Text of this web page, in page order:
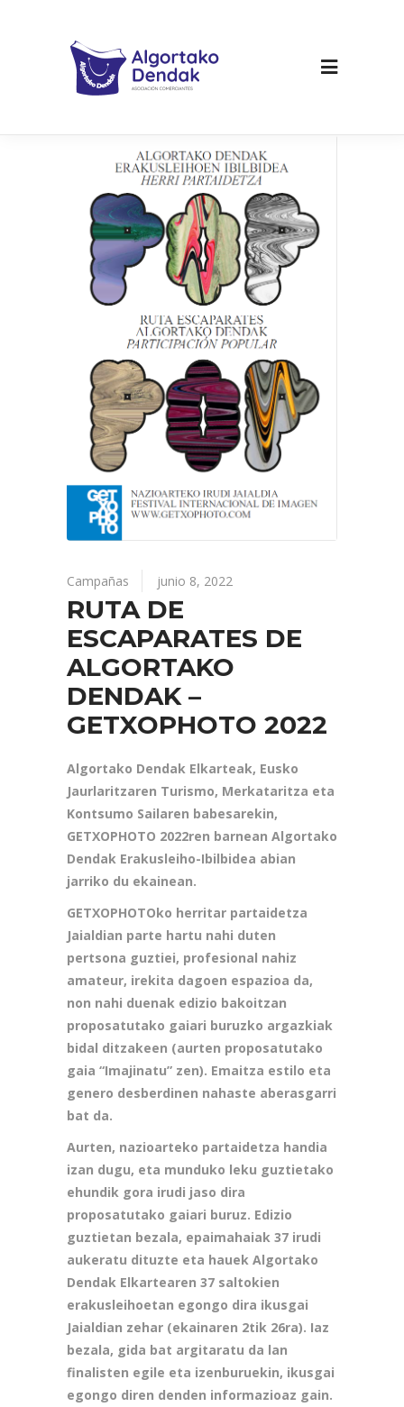
Campañas junio 8, 2022
RUTA DE
ESCAPARATES DE
ALGORTAKO
DENDAK –
GETXOPHOTO 2022
Algortako Dendak Elkarteak, Eusko
Jaurlaritzaren Turismo, Merkataritza eta
Kontsumo Sailaren babesarekin,
GETXOPHOTO 2022ren barnean Algortako
Dendak Erakusleiho-Ibilbidea abian
jarriko du ekainean.
GETXOPHOTOko herritar partaidetza
Jaialdian parte hartu nahi duten
pertsona guztiei, profesional nahiz
amateur, irekita dagoen espazioa da,
non nahi duenak edizio bakoitzan
proposatutako gaiari buruzko argazkiak
bidal ditzakeen (aurten proposatutako
gaia “Imajinatu” zen). Emaitza estilo eta
genero desberdinen nahaste aberasgarri
bat da.
Aurten, nazioarteko partaidetza handia
izan dugu, eta munduko leku guztietako
ehundik gora irudi jaso dira
proposatutako gaiari buruz. Edizio
guztietan bezala, epaimahaiak 37 irudi
aukeratu dituzte eta hauek Algortako
Dendak Elkartearen 37 saltokien
erakusleihoetan egongo dira ikusgai
Jaialdian zehar (ekainaren 2tik 26ra). Iaz
bezala, gida bat argitaratu da lan
finalisten egile eta izenburuekin, ikusgai
egongo diren denden informazioaz gain.